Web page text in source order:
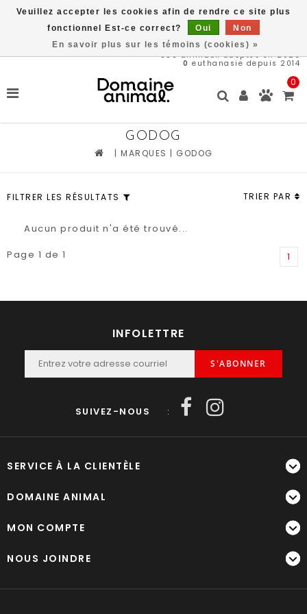
566animaux adoptés en 2026
0 euthanasie depuis 2014
0
GODOG
| MARQUES | GODOG
FILTRER LES RÉSULTATS TRIER PAR
Aucun produit n'a été trouvé...
Page 1 de 1
1
INFOLETTRE
S'ABONNER
SUIVEZ-NOUS :
SERVICE À LA CLIENTÈLE
DOMAINE ANIMAL
MON COMPTE
NOUS JOINDRE
Veuillez accepter les cookies afin de rendre ce site plus
fonctionnel Est-ce correct?
Oui
Non
En savoir plus sur les témoins (cookies) »
Livraison gratuite à partir de 89$*